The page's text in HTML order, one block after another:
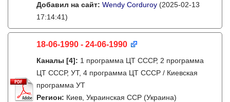
Добавил на сайт: Wendy Corduroy (2025-02-13
17:14:41)
18-06-1990 - 24-06-1990
Каналы [4]: 1 программа ЦТ СССР, 2 программа
ЦТ СССР, УТ, 4 программа ЦТ СССР / Киевская
программа УТ
Регион: Киев, Украинская ССР (Украина)